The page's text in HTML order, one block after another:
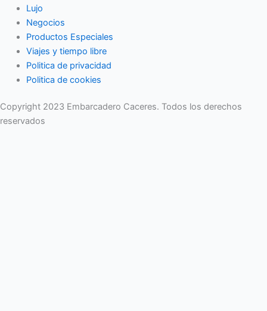
Lujo
Negocios
Productos Especiales
Viajes y tiempo libre
Politica de privacidad
Politica de cookies
Copyright 2023 Embarcadero Caceres. Todos los derechos
reservados